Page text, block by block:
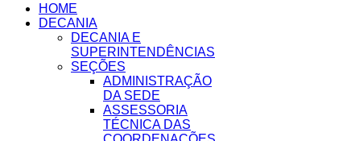
HOME
DECANIA
DECANIA E
SUPERINTENDÊNCIAS
SEÇÕES
ADMINISTRAÇÃO
DA SEDE
ASSESSORIA
TÉCNICA DAS